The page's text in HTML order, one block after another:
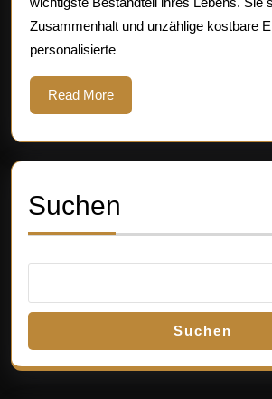
Zusammenhalt und unzählige kostbare
personalisierte
Read MoreRead
More
Suchen
Suchen